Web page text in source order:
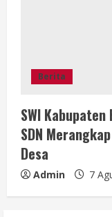
Berita
SWI
SDN
Desa
Admin 7